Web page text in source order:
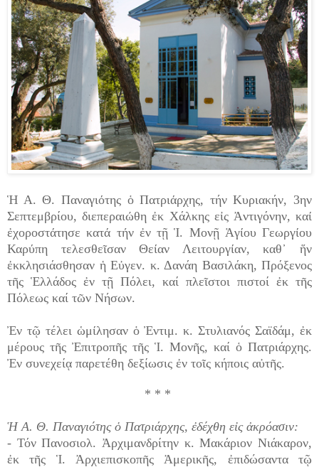
Ἡ Α. Θ. Παναγιότης ὁ Πατριάρχης, τήν Κυριακήν, 3ην
Σεπτεμβρίου, διεπεραιώθη ἐκ Χάλκης εἰς Ἀντιγόνην, καί
ἐχοροστάτησε κατά τήν ἐν τῇ Ἱ. Μονῇ Ἁγίου Γεωργίου
Καρύπη τελεσθεῖσαν Θείαν Λειτουργίαν, καθ᾿ ἥν
ἐκκλησιάσθησαν ἡ Εὐγεν. κ. Δανάη Βασιλάκη, Πρόξενος
τῆς Ἑλλάδος ἐν τῇ Πόλει, καί πλεῖστοι πιστοί ἐκ τῆς
Πόλεως καί τῶν Νήσων.
Ἐν τῷ τέλει ὡμίλησαν ὁ Ἐντιμ. κ. Στυλιανός Σαϊδάμ, ἐκ
μέρους τῆς Ἐπιτροπῆς τῆς Ἱ. Μονῆς, καί ὁ Πατριάρχης.
Ἐν συνεχείᾳ παρετέθη δεξίωσις ἐν τοῖς κήποις αὐτῆς.
* * *
Ἡ Α. Θ. Παναγιότης ὁ Πατριάρχης, ἐδέχθη εἰς ἀκρόασιν:
- Τόν Πανοσιολ. Ἀρχιμανδρίτην κ. Μακάριον Νιάκαρον,
ἐκ τῆς Ἱ. Ἀρχιεπισκοπῆς Ἀμερικῆς, ἐπιδώσαντα τῷ